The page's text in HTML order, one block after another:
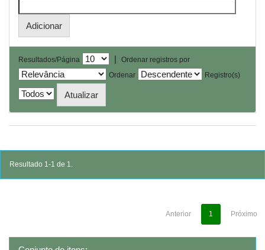
Resultados/Página |
Ordenar registros por
Ordenar
Registro(s)
Resultado 1-1 de 1.
Anterior 1 Próximo